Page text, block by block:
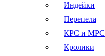
Индейки
Перепела
КРС и МРС
Кролики